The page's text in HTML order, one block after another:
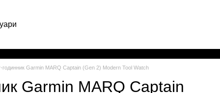
Garmin MARQ Captain (Gen 2) Modern Tool Watch
Garmin MARQ Captain